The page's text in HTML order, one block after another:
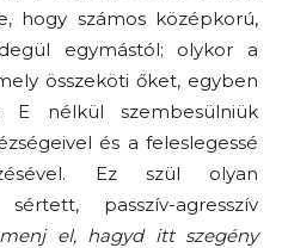
hogy számos középkorú,
egymástól; olykor a
összeköti őket, egyben
E nélkül szembesülniük
és a feleslegessé
Ez szül olyan
passzív-agresszív
menj el, hagyd itt szegény